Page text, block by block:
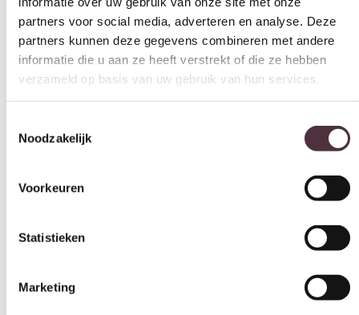
partners kunnen deze gegevens combineren met andere
informatie die u aan ze heeft verstrekt of die ze hebben
verzameld op basis van uw gebruik van hun services.
96 cm
Hoogte (cm)
72 cm
Stof
groen
44 cm
61 cm